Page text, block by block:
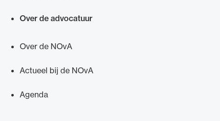
Over de advocatuur
Over de NOvA
Actueel bij de NOvA
Agenda
Van de Advocatenwet tot de Verordening op